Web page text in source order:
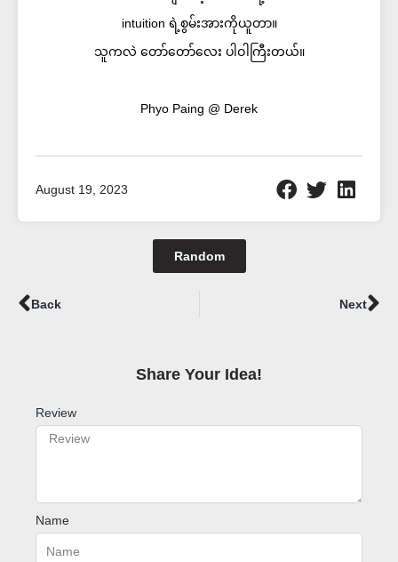
intuition ရဲ့စွမ်းအားကိုယူတာ။
သူကလဲ တော်တော်လေး ပါဝါကြီးတယ်။
Phyo Paing @ Derek
August 19, 2023
Random
Prev
Back Next
Share Your Idea!​
Review
Name